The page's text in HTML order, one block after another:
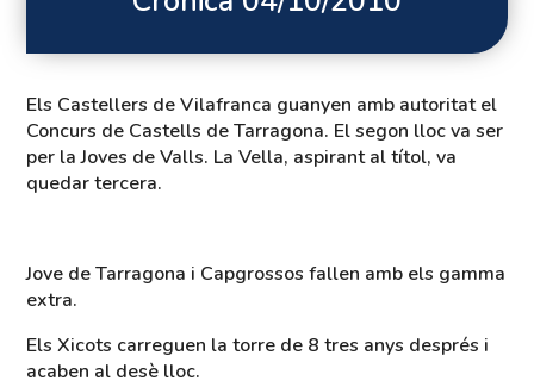
Els Castellers de Vilafranca guanyen amb autoritat el
Concurs de Castells de Tarragona. El segon lloc va ser
per la Joves de Valls. La Vella, aspirant al títol, va
quedar tercera.
Jove de Tarragona i Capgrossos fallen amb els gamma
extra.
Els Xicots carreguen la torre de 8 tres anys després i
acaben al desè lloc.